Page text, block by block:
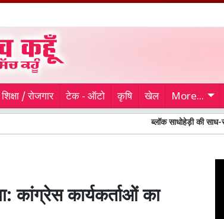
शिक्षा / रोजगार टेक - ऑटो कृषि खेल More...
ब्लॉक साधोहेड़ी की साध-संगत ने
कांग्रेस कार्यकर्ताओं का